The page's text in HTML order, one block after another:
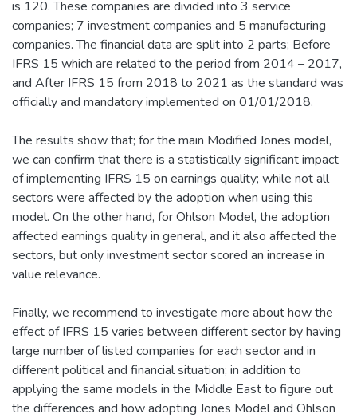
is 120. These companies are divided into 3 service
companies; 7 investment companies and 5 manufacturing
companies. The financial data are split into 2 parts; Before
IFRS 15 which are related to the period from 2014 – 2017,
and After IFRS 15 from 2018 to 2021 as the standard was
officially and mandatory implemented on 01/01/2018.
The results show that; for the main Modified Jones model,
we can confirm that there is a statistically significant impact
of implementing IFRS 15 on earnings quality; while not all
sectors were affected by the adoption when using this
model. On the other hand, for Ohlson Model, the adoption
affected earnings quality in general, and it also affected the
sectors, but only investment sector scored an increase in
value relevance.
Finally, we recommend to investigate more about how the
effect of IFRS 15 varies between different sector by having
large number of listed companies for each sector and in
different political and financial situation; in addition to
applying the same models in the Middle East to figure out
the differences and how adopting Jones Model and Ohlson